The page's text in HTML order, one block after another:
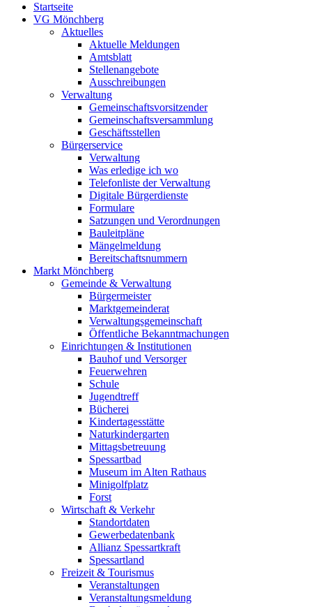
Startseite
VG Mönchberg
Aktuelles
Aktuelle Meldungen
Amtsblatt
Stellenangebote
Ausschreibungen
Verwaltung
Gemeinschaftsvorsitzender
Gemeinschaftsversammlung
Geschäftsstellen
Bürgerservice
Verwaltung
Was erledige ich wo
Telefonliste der Verwaltung
Digitale Bürgerdienste
Formulare
Satzungen und Verordnungen
Bauleitpläne
Mängelmeldung
Bereitschaftsnummern
Markt Mönchberg
Gemeinde & Verwaltung
Bürgermeister
Marktgemeinderat
Verwaltungsgemeinschaft
Öffentliche Bekanntmachungen
Einrichtungen & Institutionen
Bauhof und Versorger
Feuerwehren
Schule
Jugendtreff
Bücherei
Kindertagesstätte
Naturkindergarten
Mittagsbetreuung
Spessartbad
Museum im Alten Rathaus
Minigolfplatz
Forst
Wirtschaft & Verkehr
Standortdaten
Gewerbedatenbank
Allianz Spessartkraft
Spessartland
Freizeit & Tourismus
Veranstaltungen
Veranstaltungsmeldung